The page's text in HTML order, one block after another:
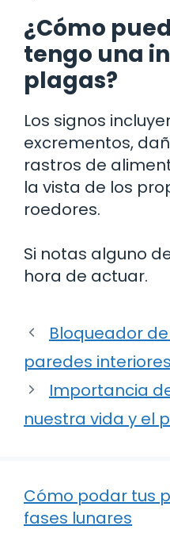
¿Cómo
tengo una
plagas?
Los signos
excrementos,
rastros de
la vista de los
roedores.
Si notas alguno
hora de actuar.
Bloqueador
paredes interiores
Importancia
nuestra vida y el
Cómo podar tus
fases lunares